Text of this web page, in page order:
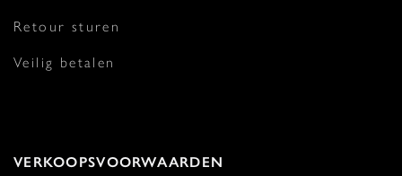
Retour sturen
Veilig betalen
VERKOOPSVOORWAARDEN